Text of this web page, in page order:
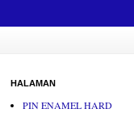
HALAMAN
PIN ENAMEL HARD